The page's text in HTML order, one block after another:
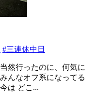
#三連休中日
然行ったのに、何気に
んなオフ系になってる
は どこ...